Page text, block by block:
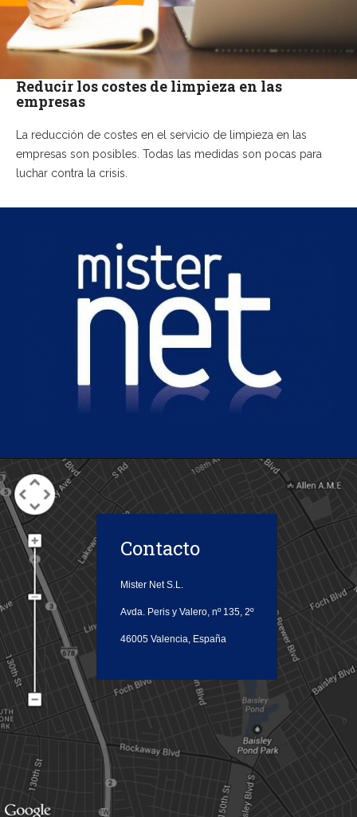
Reducir los costes de limpieza en las
empresas
La reducción de costes en el servicio de limpieza en las
empresas son posibles. Todas las medidas son pocas para
luchar contra la crisis.
Contacto
Mister Net S.L.
Avda. Peris y Valero, nº 135, 2º
46005 Valencia, España